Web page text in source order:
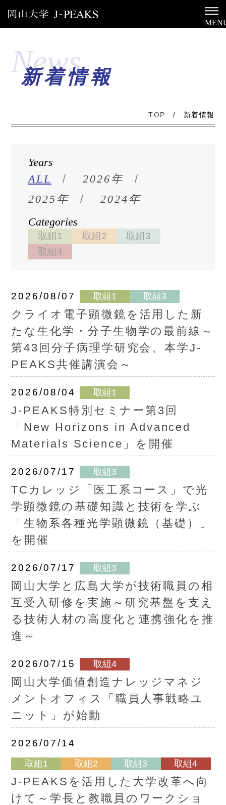
News
新着情報
TOP / 新着情報
Years
ALL
2026年
2025年
2024年
Categories
取組1 取組2
取組3
取組4
2026/08/07 取組1 取組3
クライオ電子顕微鏡を活用した新
たな生化学・分子生物学の最前線～
第43回分子病理学研究会、本学J-
PEAKS共催講演会～
2026/08/04 取組1
J-PEAKS特別セミナー第3回
「New Horizons in Advanced
Materials Science」を開催
2026/07/17 取組3
TCカレッジ「医工系コース」で光
学顕微鏡の基礎知識と技術を学ぶ
「生物系各種光学顕微鏡（基礎）」
を開催
2026/07/17 取組3
岡山大学と広島大学が技術職員の相
互受入研修を実施～研究基盤を支え
る技術人材の高度化と連携強化を推
進～
2026/07/15 取組4
岡山大学価値創造ナレッジマネジ
メントオフィス「職員人事戦略ユ
ニット」が始動
2026/07/14
取組1 取組2 取組3 取組4
J-PEAKSを活用した大学改革へ向
けて～学長と教職員のワークショ